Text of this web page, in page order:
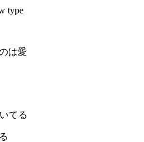
type
は愛
てる